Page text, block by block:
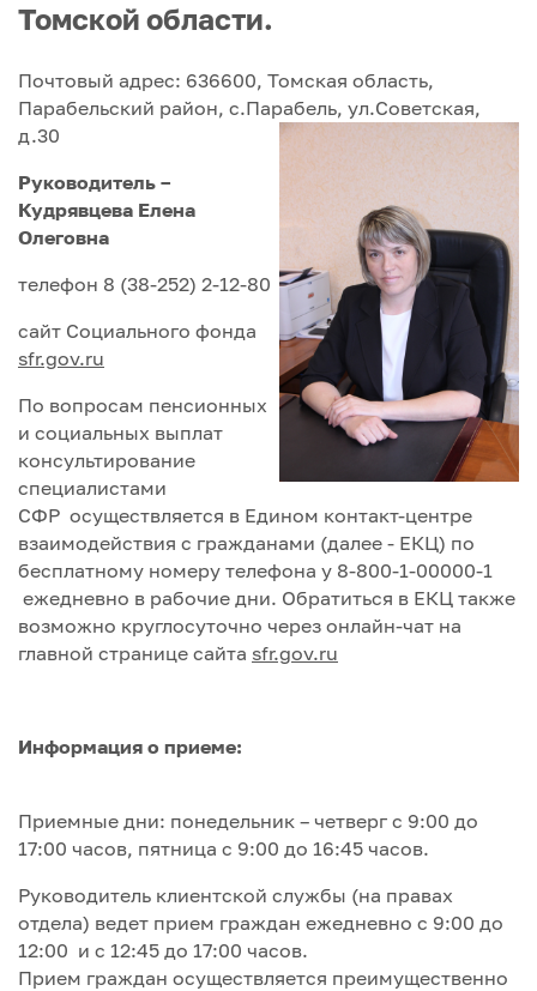
Томской области.
Почтовый адрес: 636600, Томская область,
Парабельский район, с.Парабель, ул.Советская,
д.30
Руководитель –
Кудрявцева Елена
Олеговна
телефон 8 (38-252) 2-12-80
сайт Социального фонда
sfr.gov.ru
По вопросам пенсионных
и социальных выплат
консультирование
специалистами
СФР осуществляется в Едином контакт-центре
взаимодействия с гражданами (далее - ЕКЦ) по
бесплатному номеру телефона у 8-800-1-00000-1
ежедневно в рабочие дни. Обратиться в ЕКЦ также
возможно круглосуточно через онлайн-чат на
главной странице сайта sfr.gov.ru
Информация о приеме:
Приемные дни: понедельник – четверг с 9:00 до
17:00 часов, пятница с 9:00 до 16:45 часов.
Руководитель клиентской службы (на правах
отдела) ведет прием граждан ежедневно с 9:00 до
12:00 и с 12:45 до 17:00 часов.
Прием граждан осуществляется преимущественно